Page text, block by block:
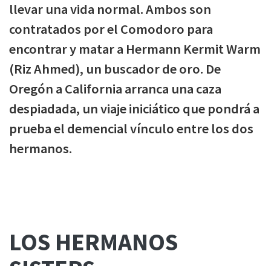
llevar una vida normal. Ambos son
contratados por el Comodoro para
encontrar y matar a Hermann Kermit Warm
(Riz Ahmed), un buscador de oro. De
Oregón a California arranca una caza
despiadada, un viaje iniciático que pondrá a
prueba el demencial vínculo entre los dos
hermanos.
LOS HERMANOS